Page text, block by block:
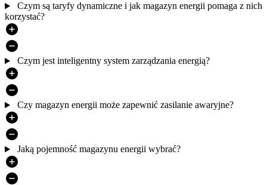
Czym są taryfy dynamiczne i jak magazyn energii pomaga z nich
korzystać?
Czym jest inteligentny system zarządzania energią?
Czy magazyn energii może zapewnić zasilanie awaryjne?
Jaką pojemność magazynu energii wybrać?